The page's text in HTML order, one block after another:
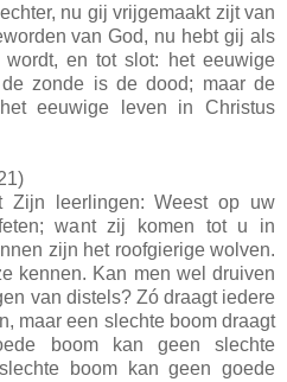
nu gij vrijgemaakt zijt van
van God, nu hebt gij als
en tot slot: het eeuwige
zonde is de dood; maar de
eeuwige leven in Christus
Zijn leerlingen: Weest op uw
want zij komen tot u in
zijn het roofgierige wolven.
kennen. Kan men wel druiven
van distels? Zó draagt iedere
maar een slechte boom draagt
boom kan geen slechte
boom kan geen goede